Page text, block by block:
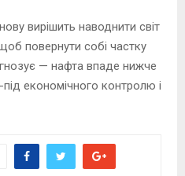
вирішить наводнити світ
повернути собі частку
— нафта впаде нижче
економічного контролю і